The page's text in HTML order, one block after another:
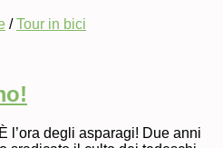
/Tour in bici
l’ora degli asparagi! Due anni